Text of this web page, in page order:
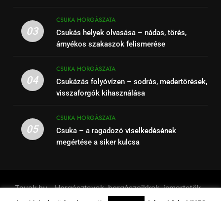
03
CSUKA HORGÁSZATA
Csukás helyek olvasása – nádas, törés,
árnyékos szakaszok felismerése
04
CSUKA HORGÁSZATA
Csukázás folyóvízen – sodrás, medertörések,
visszaforgók kihasználása
05
CSUKA HORGÁSZATA
Csuka – a ragadozó viselkedésének
megértése a siker kulcsa
Tavak.hu - Horgásztavak, horgászcikkek, ismertetők -
2001 - 2026. Powered ByBlazeThemes .